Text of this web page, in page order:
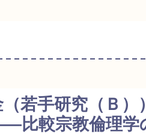
若手研究（Ｂ
比較宗教倫理学